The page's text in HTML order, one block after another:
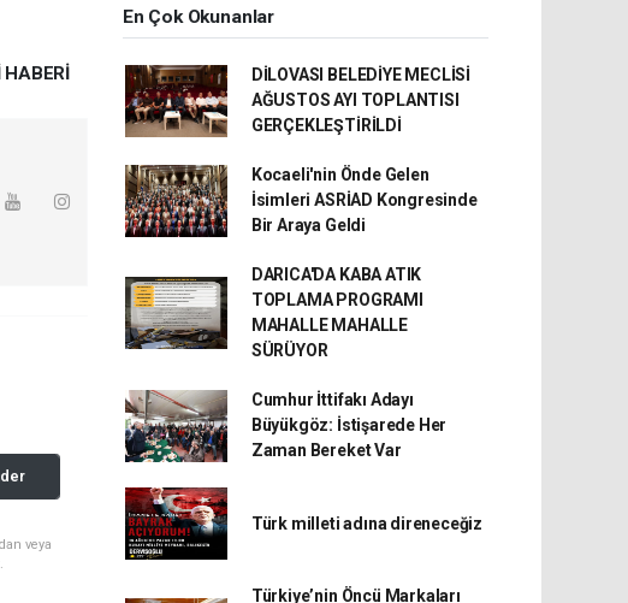
HABERİ
veya
En Çok Okunanlar
DİLOVASI BELEDİYE MECLİSİ
AĞUSTOS AYI TOPLANTISI
GERÇEKLEŞTİRİLDİ
Kocaeli'nin Önde Gelen
İsimleri ASRİAD Kongresinde
Bir Araya Geldi
DARICA'DA KABA ATIK
TOPLAMA PROGRAMI
MAHALLE MAHALLE
SÜRÜYOR
Cumhur İttifakı Adayı
Büyükgöz: İstişarede Her
Zaman Bereket Var
Türk milleti adına direneceğiz
Türkiye’nin Öncü Markaları